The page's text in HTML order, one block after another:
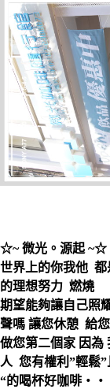
☆~ 微光。源起 ~☆
世界上的你我他 都
的理想努力 燃燒
期望能夠讓自己
聲嗎 讓您休憩 給
做您第二個家 因為
人 您有權利”輕鬆”
“的喝杯好咖啡